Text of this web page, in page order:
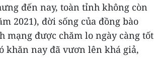
đến nay, toàn tỉnh không còn
2021), đời sống của đồng bào
mạng được chăm lo ngày càng tốt
khăn nay đã vươn lên khá giả,